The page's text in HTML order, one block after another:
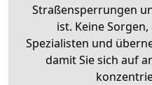
Straßensperrungen
ist. Keine
Spezialisten und
damit Sie sich auf